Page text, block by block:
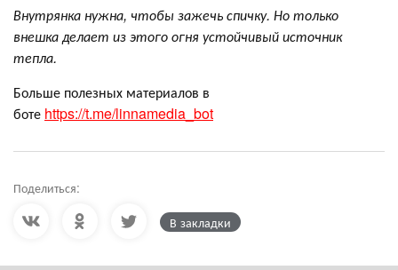
Внутрянка нужна, чтобы зажечь спичку. Но только
внешка делает из этого огня устойчивый источник
тепла.
Больше полезных материалов в
боте https://t.me/linnamedia_bot
Поделиться:
В закладки